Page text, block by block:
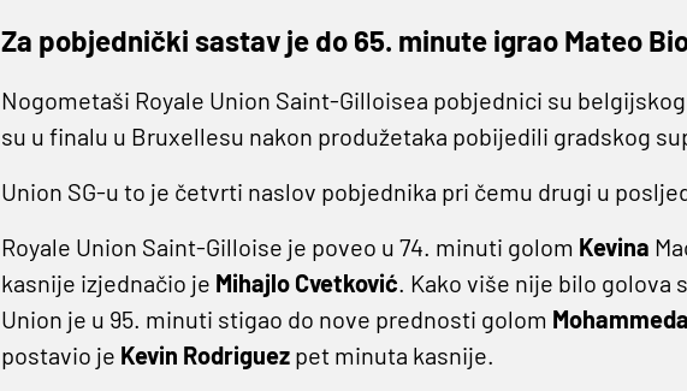
Za pobjednički sastav je do 65. minute igrao Mateo
Nogometaši Royale Union Saint-Gilloisea pobjednici su
su u finalu u Bruxellesu nakon produžetaka pobijedili gradskog
Union SG-u to je četvrti naslov pobjednika pri čemu drugi u
Royale Union Saint-Gilloise je poveo u 74. minuti golom Kevina
kasnije izjednačio je Mihajlo Cvetković. Kako više nije bilo golova
Union je u 95. minuti stigao do nove prednosti golom
postavio je Kevin Rodriguez pet minuta kasnije.